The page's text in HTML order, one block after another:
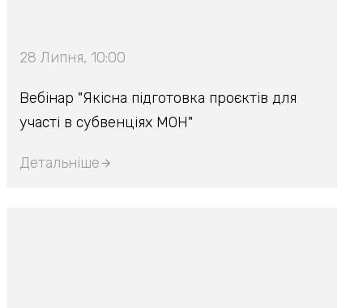
28 Липня, 10:00
Вебінар "Якісна підготовка проєктів для
участі в субвенціях МОН"
Детальніше